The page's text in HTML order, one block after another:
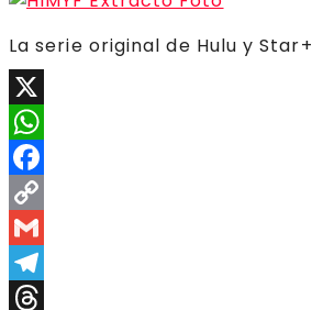
La serie original de Hulu y
X
WhatsApp
Facebook
Copy
Link
Gmail
Telegram